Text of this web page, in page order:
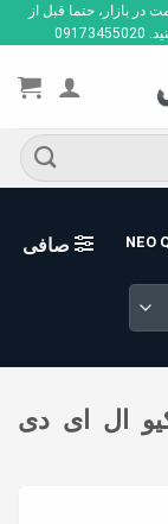
در بازار، حتما قبل از
صافی
ال ای دی